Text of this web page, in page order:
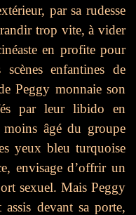
par sa rudesse
trop vite, à vider
en profite pour
enfantines de
Peggy monnaie son
par leur libido en
moins âgé du groupe
yeux bleu turquoise
envisage d’offrir un
sexuel. Mais Peggy
devant sa porte,